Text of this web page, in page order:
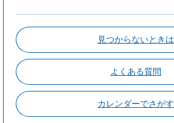
見つからないときは
よくある質問
カレンダーでさがす